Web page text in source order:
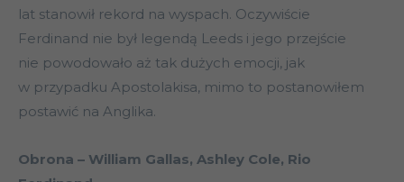
lat stanowił rekord na wyspach. Oczywiście
Ferdinand nie był legendą Leeds i jego przejście
nie powodowało aż tak dużych emocji, jak
w przypadku Apostolakisa, mimo to postanowiłem
postawić na Anglika.
Obrona – William Gallas, Ashley Cole, Rio